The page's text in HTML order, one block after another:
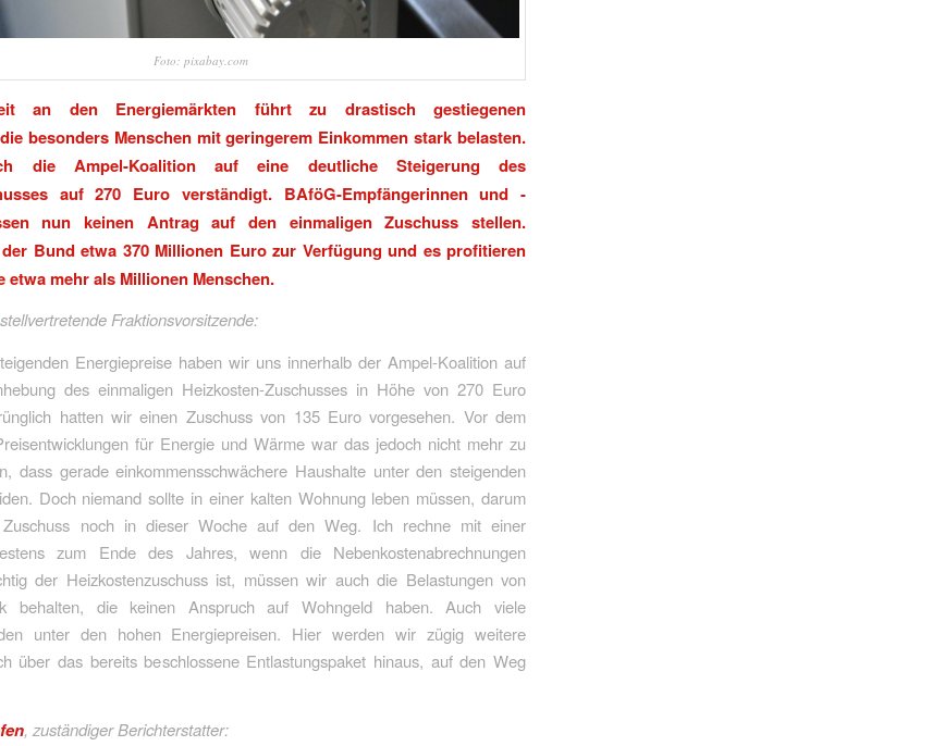
Foto: pixabay.com
an den Energiemärkten führt zu drastisch gestiegenen
besonders Menschen mit geringerem Einkommen stark belasten.
die Ampel-Koalition auf eine deutliche Steigerung des
auf 270 Euro verständigt. BAföG-Empfängerinnen und -
nun keinen Antrag auf den einmaligen Zuschuss stellen.
Bund etwa 370 Millionen Euro zur Verfügung und es profitieren
etwa mehr als Millionen Menschen.
Fraktionsvorsitzende:
Energiepreise haben wir uns innerhalb der Ampel-Koalition auf
des einmaligen Heizkosten-Zuschusses in Höhe von 270 Euro
hatten wir einen Zuschuss von 135 Euro vorgesehen. Vor dem
für Energie und Wärme war das jedoch nicht mehr zu
dass gerade einkommensschwächere Haushalte unter den steigenden
Doch niemand sollte in einer kalten Wohnung leben müssen, darum
noch in dieser Woche auf den Weg. Ich rechne mit einer
zum Ende des Jahres, wenn die Nebenkostenabrechnungen
der Heizkostenzuschuss ist, müssen wir auch die Belastungen von
behalten, die keinen Anspruch auf Wohngeld haben. Auch viele
unter den hohen Energiepreisen. Hier werden wir zügig weitere
über das bereits beschlossene Entlastungspaket hinaus, auf den Weg
, zuständiger Berichterstatter: